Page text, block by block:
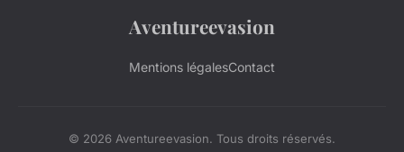
Aventureevasion
Mentions légalesContact
© 2026 Aventureevasion. Tous droits réservés.